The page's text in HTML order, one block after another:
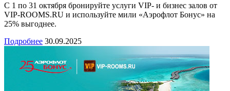
С 1 по 31 октября бронируйте услуги VIP- и бизнес залов от
VIP-ROOMS.RU и используйте мили «Аэрофлот Бонус» на
25% выгоднее.
Подробнее 30.09.2025